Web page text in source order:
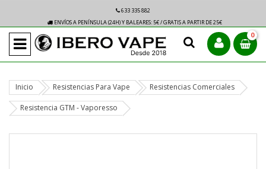
633 335 882
ENVÍOS A PENÍNSULA (24H) Y BALEARES: 5€ / GRATIS A PARTIR DE 25€
0
Inicio Resistencias Para Vape Resistencias Comerciales
Resistencia GTM - Vaporesso